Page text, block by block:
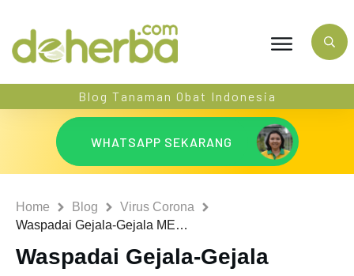
Blog Tanaman Obat Indonesia
WHATSAPP SEKARANG
Home Blog
Virus Corona
Waspadai Gejala-Gejala MERS-CoV!
Waspadai Gejala-Gejala